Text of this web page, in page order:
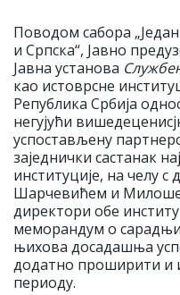
Поводом сабора
и Српска“, Јавно
Јавна установа
као истоврсне
Република Србија
негујући
успостављену
заједнички састанак
институције, на челу
Шарчевићем и
директори обе
меморандум о
њихова досадашња
додатно проширити и
периоду.